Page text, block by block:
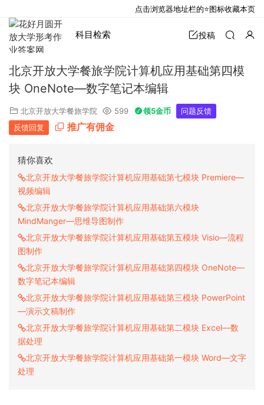
科目检索 投稿
北京开放大学餐旅学院计算机应用基础第四模
块 OneNote—数字笔记本编辑
北京开放大学餐旅学院 599 领5金币
问题反馈
反馈回复
推广有佣金
猜你喜欢
北京开放大学餐旅学院计算机应用基础第七模块 Premiere—
视频编辑
北京开放大学餐旅学院计算机应用基础第六模块
MindManger—思维导图制作
北京开放大学餐旅学院计算机应用基础第五模块 Visio—流程
图制作
北京开放大学餐旅学院计算机应用基础第四模块 OneNote—
数字笔记本编辑
北京开放大学餐旅学院计算机应用基础第三模块 PowerPoint
—演示文稿制作
北京开放大学餐旅学院计算机应用基础第二模块 Excel—数
据处理
北京开放大学餐旅学院计算机应用基础第一模块 Word—文字
处理
点击浏览器地址栏的⭐图标收藏本页